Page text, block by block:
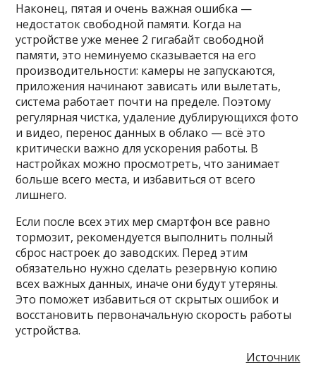
Наконец, пятая и очень важная ошибка —
недостаток свободной памяти. Когда на
устройстве уже менее 2 гигабайт свободной
памяти, это неминуемо сказывается на его
производительности: камеры не запускаются,
приложения начинают зависать или вылетать,
система работает почти на пределе. Поэтому
регулярная чистка, удаление дублирующихся фото
и видео, перенос данных в облако — всё это
критически важно для ускорения работы. В
настройках можно просмотреть, что занимает
больше всего места, и избавиться от всего
лишнего.
Если после всех этих мер смартфон все равно
тормозит, рекомендуется выполнить полный
сброс настроек до заводских. Перед этим
обязательно нужно сделать резервную копию
всех важных данных, иначе они будут утеряны.
Это поможет избавиться от скрытых ошибок и
восстановить первоначальную скорость работы
устройства.
Источник